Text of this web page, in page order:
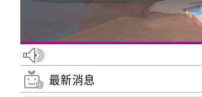
最新消息